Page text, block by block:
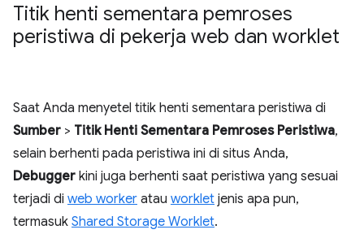
Titik henti sementara pemroses
peristiwa di pekerja web dan worklet
Saat Anda menyetel titik henti sementara peristiwa di
Sumber > Titik Henti Sementara Pemroses Peristiwa,
selain berhenti pada peristiwa ini di situs Anda,
Debugger kini juga berhenti saat peristiwa yang sesuai
terjadi di web worker atau worklet jenis apa pun,
termasuk Shared Storage Worklet.